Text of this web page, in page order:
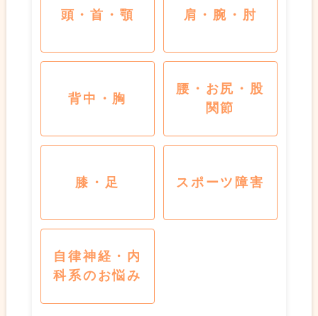
頭・首・顎 肩・腕・肘
背中・胸
腰・お尻・股
関節
膝・足 スポーツ障害
自律神経・内
科系のお悩み